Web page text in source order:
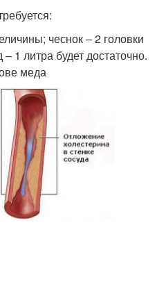
чеснок – 2 головки
1 литра будет достаточно.
меда